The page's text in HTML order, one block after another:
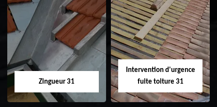
Etanchéité toiture
31
Réparation de
toiture 31
Zingueur 31
Intervention d'urgence
fuite toiture 31